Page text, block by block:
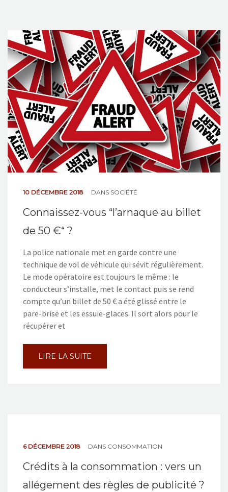
10 DÉCEMBRE 2018 DANS SOCIÉTÉ
Connaissez-vous “l’arnaque au billet
de 50 €“ ?
La police nationale met en garde contre une
technique de vol de véhicule qui sévit régulièrement.
Le mode opératoire est toujours le même : le
conducteur s’installe, met le contact puis se rend
compte qu’un billet de 50 € a été glissé entre le
pare-brise et les essuie-glaces. Il sort alors pour le
récupérer et
LIRE LA SUITE
6 DÉCEMBRE 2018 DANS CONSOMMATION
Crédits à la consommation : vers un
allégement des règles de publicité ?